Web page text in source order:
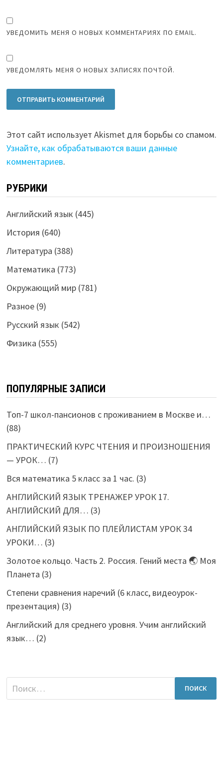
УВЕДОМИТЬ МЕНЯ О НОВЫХ КОММЕНТАРИЯХ ПО EMAIL.
УВЕДОМЛЯТЬ МЕНЯ О НОВЫХ ЗАПИСЯХ ПОЧТОЙ.
Этот сайт использует Akismet для борьбы со спамом.
Узнайте, как обрабатываются ваши данные
комментариев.
РУБРИКИ
Английский язык (445)
История (640)
Литература (388)
Математика (773)
Окружающий мир(781)
Разное(9)
Русский язык (542)
Физика (555)
ПОПУЛЯРНЫЕ ЗАПИСИ
Топ-7 школ-пансионов с проживанием в Москве и…
(88)
ПРАКТИЧЕСКИЙ КУРС ЧТЕНИЯ И ПРОИЗНОШЕНИЯ
— УРОК… (7)
Вся математика 5 класс за 1 час. (3)
АНГЛИЙСКИЙ ЯЗЫК ТРЕНАЖЕР УРОК 17.
АНГЛИЙСКИЙ ДЛЯ… (3)
АНГЛИЙСКИЙ ЯЗЫК ПО ПЛЕЙЛИСТАМ УРОК 34
УРОКИ… (3)
Золотое кольцо. Часть 2. Россия. Гений места 🌏 Моя
Планета (3)
Степени сравнения наречий (6 класс, видеоурок-
презентация) (3)
Английский для среднего уровня. Учим английский
язык… (2)
Найти: